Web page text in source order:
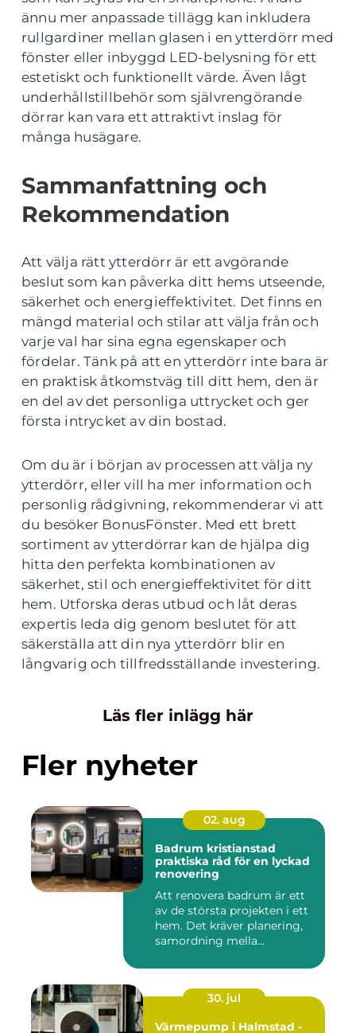
ännu mer anpassade tillägg kan inkludera
rullgardiner mellan glasen i en ytterdörr med
fönster eller inbyggd LED-belysning för ett
estetiskt och funktionellt värde. Även lågt
underhållstillbehör som självrengörande
dörrar kan vara ett attraktivt inslag för
många husägare.
Sammanfattning och
Rekommendation
Att välja rätt ytterdörr är ett avgörande
beslut som kan påverka ditt hems utseende,
säkerhet och energieffektivitet. Det finns en
mängd material och stilar att välja från och
varje val har sina egna egenskaper och
fördelar. Tänk på att en ytterdörr inte bara är
en praktisk åtkomstväg till ditt hem, den är
en del av det personliga uttrycket och ger
första intrycket av din bostad.
Om du är i början av processen att välja ny
ytterdörr, eller vill ha mer information och
personlig rådgivning, rekommenderar vi att
du besöker BonusFönster. Med ett brett
sortiment av ytterdörrar kan de hjälpa dig
hitta den perfekta kombinationen av
säkerhet, stil och energieffektivitet för ditt
hem. Utforska deras utbud och låt deras
expertis leda dig genom beslutet för att
säkerställa att din nya ytterdörr blir en
långvarig och tillfredsställande investering.
Läs fler inlägg här
Fler nyheter
02. aug
Badrum kristianstad
praktiska råd för en lyckad
renovering
Att renovera badrum är ett
av de största projekten i ett
hem. Det kräver planering,
samordning mella...
30. jul
Värmepump i Halmstad -